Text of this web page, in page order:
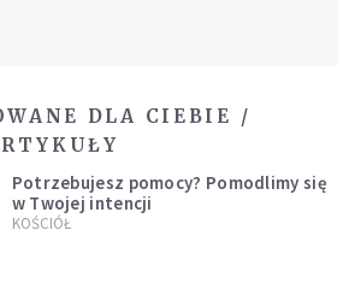
DLA CIEBIE /
Potrzebujesz pomocy? Pomodlimy się
w Twojej intencji
KOŚCIÓŁ